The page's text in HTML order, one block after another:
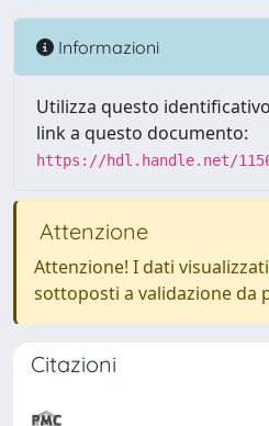
Informazioni
Utilizza questo
link a questo documento:
https://hdl.handle.net/
Attenzione
Attenzione! I dati
sottoposti a validazione da
Citazioni